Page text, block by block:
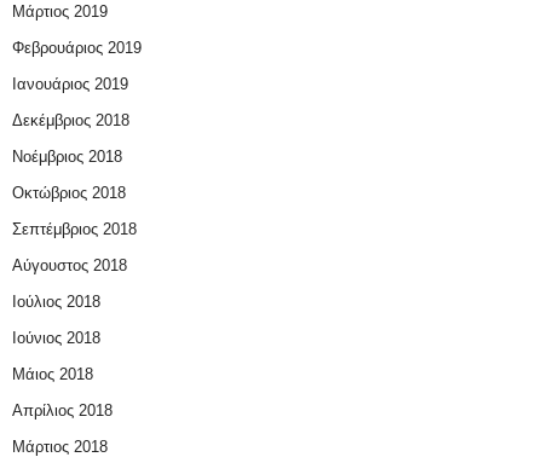
Μάρτιος 2019
Φεβρουάριος 2019
Ιανουάριος 2019
Δεκέμβριος 2018
Νοέμβριος 2018
Οκτώβριος 2018
Σεπτέμβριος 2018
Αύγουστος 2018
Ιούλιος 2018
Ιούνιος 2018
Μάιος 2018
Απρίλιος 2018
Μάρτιος 2018